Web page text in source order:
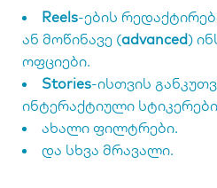
Reels-ების
ან მოწინავე (advanced)
ოფციები.
Stories-ისთვის
ინტერაქტიული
ახალი ფილტრები.
და სხვა მრავალი.